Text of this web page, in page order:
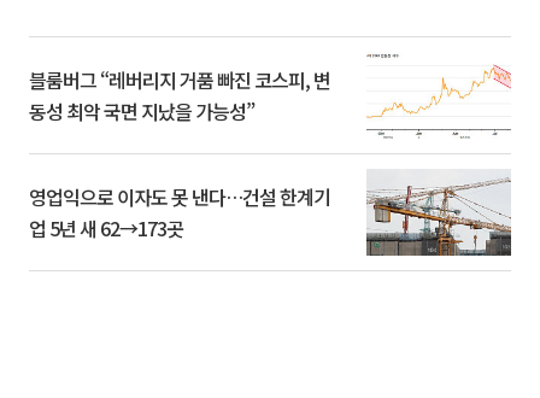
블룸버그 “레버리지 거품 빠진 코스피, 변
동성 최악 국면 지났을 가능성”
영업익으로 이자도 못 낸다…건설 한계기
업 5년 새 62→173곳